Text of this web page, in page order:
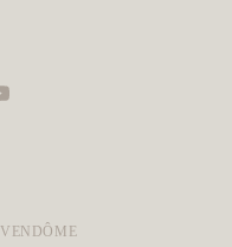
VENDÔME